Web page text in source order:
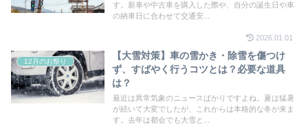
す。新車や中古車を購入した際や、自分の誕生日や車
の納車日に合わせて交通安...
2026.01.01
12月のお祭り
【大雪対策】車の雪かき・除雪を傷つけ
ず、すばやく行うコツとは？必要な道具
は？
最近は異常気象のニュースばかりですよね。夏は猛暑
が続いて大変でしたが、これからは本格的な冬が来ま
す。去年は都会でも大雪と...